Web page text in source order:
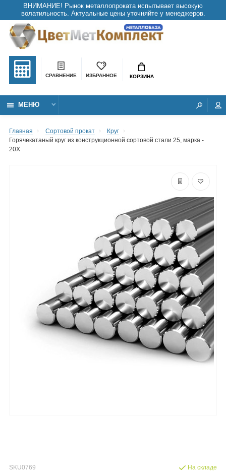
СРАВНЕНИЕ ИЗБРАННОЕ КОРЗИНА
МЕНЮ
Главная Сортовой прокат
Круг
Горячекатаный круг из конструкционной сортовой стали 25, марка -
20Х
SKU0769 На складе